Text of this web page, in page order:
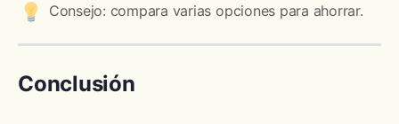
Consejo: compara varias opciones para ahorrar.
Conclusión